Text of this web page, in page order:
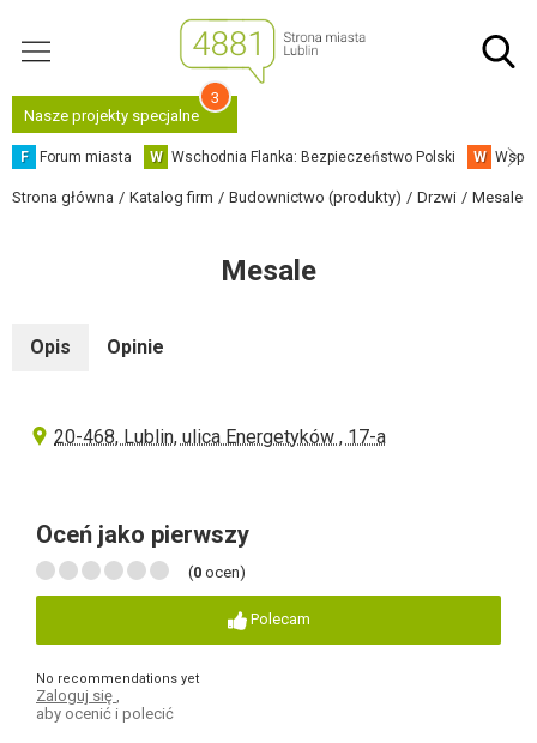
Nasze projekty specjalne
3
F Forum miasta W Wschodnia Flanka: Bezpieczeństwo Polski W
Strona główna Katalog firm Budownictwo (produkty) Drzwi Mesale
Mesale
Opis Opinie
20-468, Lublin, ulica Energetyków , 17-a
Oceń jako pierwszy
(0 ocen)
Polecam
No recommendations yet
Zaloguj się
aby ocenić i polecić